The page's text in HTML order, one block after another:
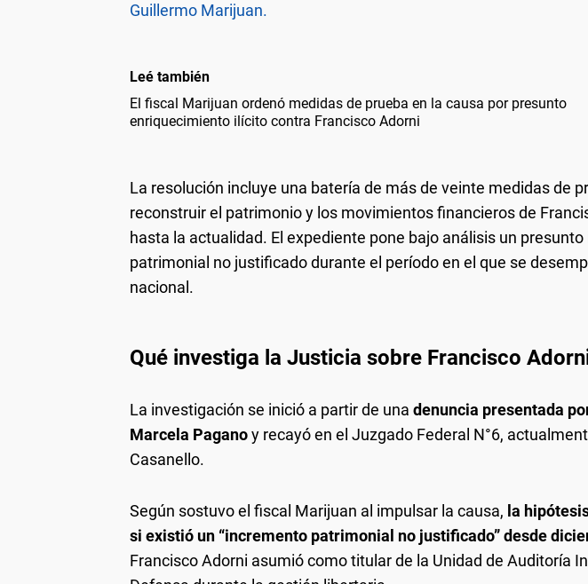
Guillermo Marijuan.
Leé también
El fiscal Marijuan ordenó medidas de prueba en la causa por presunto
enriquecimiento ilícito contra Francisco Adorni
La resolución incluye una batería de más de veinte medidas de
reconstruir el patrimonio y los movimientos financieros de
hasta la actualidad. El expediente pone bajo análisis un
patrimonial no justificado durante el período en el que se
nacional.
Qué investiga la Justicia sobre Francisco
La investigación se inició a partir de una denuncia presentada
Marcela Paganoy recayó en el Juzgado Federal N°6,
Casanello.
Según sostuvo el fiscal Marijuan al impulsar la causa, la
si existió un “incremento patrimonial no justificado” desde
Francisco Adorni asumió como titular de la Unidad de Auditoría